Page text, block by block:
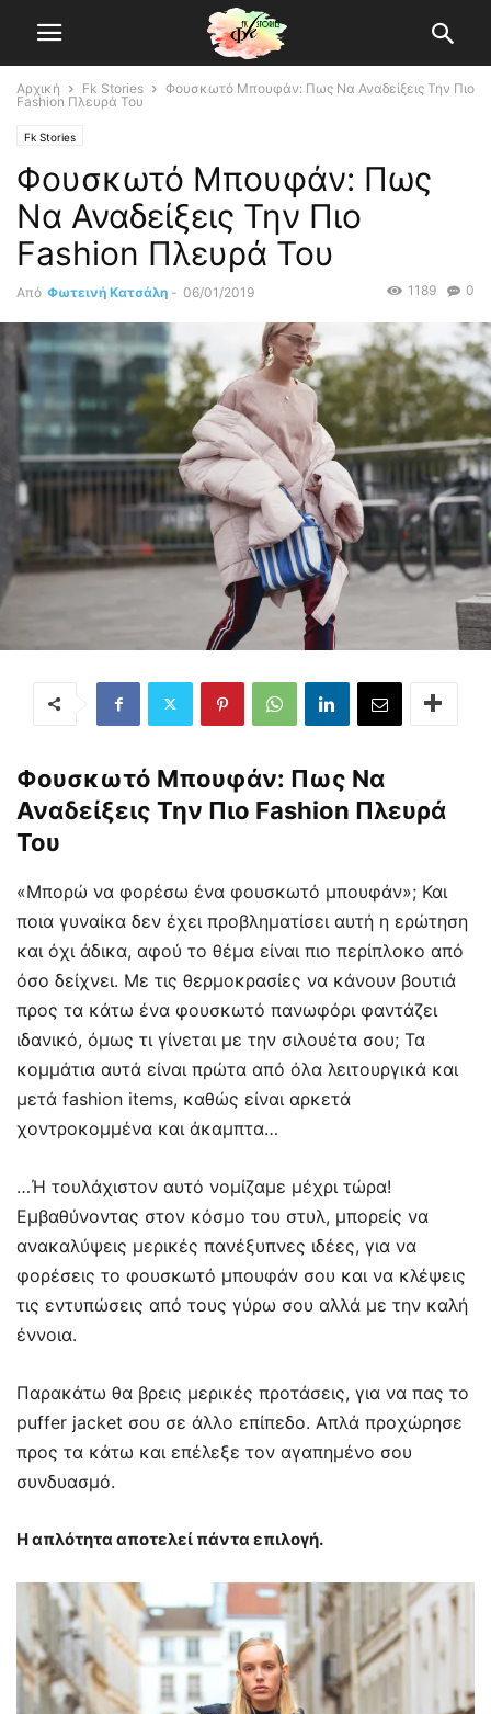
Αρχική Fk Stories
Φουσκωτό Μπουφάν: Πως Να Αναδείξεις Την Πιο
Fashion Πλευρά Του
Fk Stories
Φουσκωτό Μπουφάν: Πως
Να Αναδείξεις Την Πιο
Fashion Πλευρά Του
Από Φωτεινή Κατσάλη - 06/01/2019 0
1189
Φουσκωτό Μπουφάν: Πως Να
Αναδείξεις Την Πιο Fashion Πλευρά
Του
«Μπορώ να φορέσω ένα φουσκωτό μπουφάν»; Και
ποια γυναίκα δεν έχει προβληματίσει αυτή η ερώτηση
και όχι άδικα, αφού το θέμα είναι πιο περίπλοκο από
όσο δείχνει. Με τις θερμοκρασίες να κάνουν βουτιά
προς τα κάτω ένα φουσκωτό πανωφόρι φαντάζει
ιδανικό, όμως τι γίνεται με την σιλουέτα σου; Τα
κομμάτια αυτά είναι πρώτα από όλα λειτουργικά και
μετά fashion items, καθώς είναι αρκετά
χοντροκομμένα και άκαμπτα…
…Ή τουλάχιστον αυτό νομίζαμε μέχρι τώρα!
Εμβαθύνοντας στον κόσμο του στυλ, μπορείς να
ανακαλύψεις μερικές πανέξυπνες ιδέες, για να
φορέσεις το φουσκωτό μπουφάν σου και να κλέψεις
τις εντυπώσεις από τους γύρω σου αλλά με την καλή
έννοια.
Παρακάτω θα βρεις μερικές προτάσεις, για να πας το
puffer jacket σου σε άλλο επίπεδο. Απλά προχώρησε
προς τα κάτω και επέλεξε τον αγαπημένο σου
συνδυασμό.
Η απλότητα αποτελεί πάντα επιλογή.